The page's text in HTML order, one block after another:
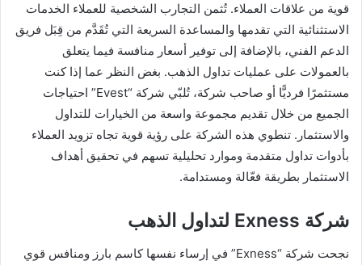
قوية من علاقات العملاء. تُثمن التجارب الشخصية للعملاء الخدمات
الاستثنائية التي تقدمها والمساعدة السريعة التي تُقَدَّم من قِبَل فريق
الدعم الفني، بالإضافة إلى توفير أسعار منافسة فيما يتعلق
بالعمولات على عمليات تداول الذهب. بغض النظر عما إذا كنت
مستثمرًا فرديًّا أو صاحب شركة، تُلبّي شركة “Evest” احتياجات
الجميع من خلال تقديم مجموعة واسعة من الخيارات للتداول
والاستثمار. تنطوي هذه الشركة على رؤية قوية تجاه تزويد العملاء
بأدوات تداول متقدمة وموارد تحليلية تسهم في تحقيق أهداف
الاستثمار بطريقة فعّالة ومستدامة.
شركة Exness لتداول الذهب
نجحت شركة “Exness” في إرساء نفسها كاسم بارز ومنافس قوي